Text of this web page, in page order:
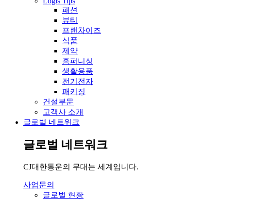
패션
뷰티
프랜차이즈
식품
제약
홈퍼니싱
생활용품
전기전자
패키징
건설부문
고객사 소개
글로벌 네트워크
글로벌 네트워크
CJ대한통운의 무대는 세계입니다.
사업문의
글로벌 현황